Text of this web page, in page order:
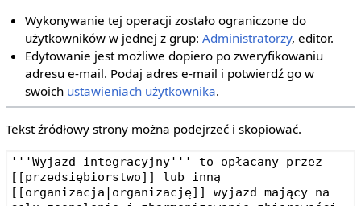
Wykonywanie tej operacji zostało ograniczone do
użytkowników w jednej z grup:Administratorzy, editor.
Edytowanie jest możliwe dopiero po zweryfikowaniu
adresu e‐mail. Podaj adres e‐mail i potwierdź go w
swoich ustawieniach użytkownika.
Tekst źródłowy strony można podejrzeć i skopiować.